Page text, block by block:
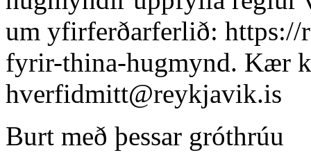
um yfirferðarferlið:
fyrir-thina-hugmynd. Kær
hverfidmitt@reykjavik.is
Burt með þessar gróthrúu